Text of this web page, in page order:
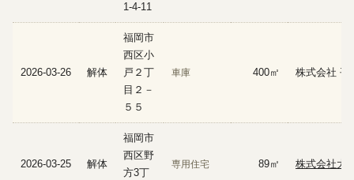
1-4-11
2026-03-26 解体
福岡市
西区小
戸２丁
目２－
５５
車庫 400㎡ 株式会社 平
2026-03-25 解体
福岡市
西区野
方3丁
専用住宅 89㎡ 株式会社大